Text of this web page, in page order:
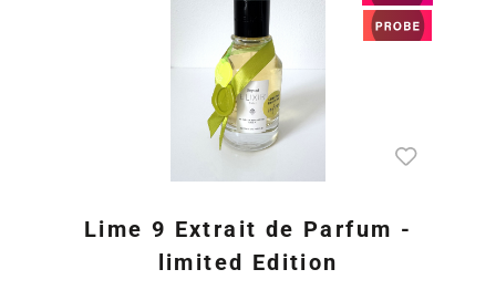
Lime 9 Extrait de Parfum -
limited Edition